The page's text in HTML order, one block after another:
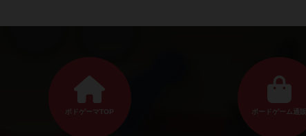
ボドゲーマTOP ボードゲーム通販